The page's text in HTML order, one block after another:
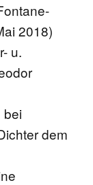
2018)
u.
bei
dem